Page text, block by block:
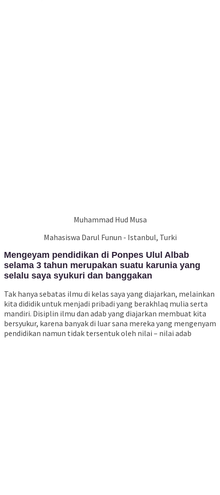
Muhammad Hud Musa
Mahasiswa Darul Funun - Istanbul, Turki
Mengeyam pendidikan di Ponpes Ulul Albab
selama 3 tahun merupakan suatu karunia yang
selalu saya syukuri dan banggakan
Tak hanya sebatas ilmu di kelas saya yang diajarkan, melainkan
kita dididik untuk menjadi pribadi yang berakhlaq mulia serta
mandiri. Disiplin ilmu dan adab yang diajarkan membuat kita
bersyukur, karena banyak di luar sana mereka yang mengenyam
pendidikan namun tidak tersentuk oleh nilai – nilai adab